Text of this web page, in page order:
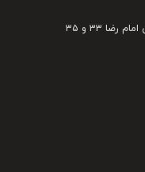
رضا ۳۳ و ۳۵